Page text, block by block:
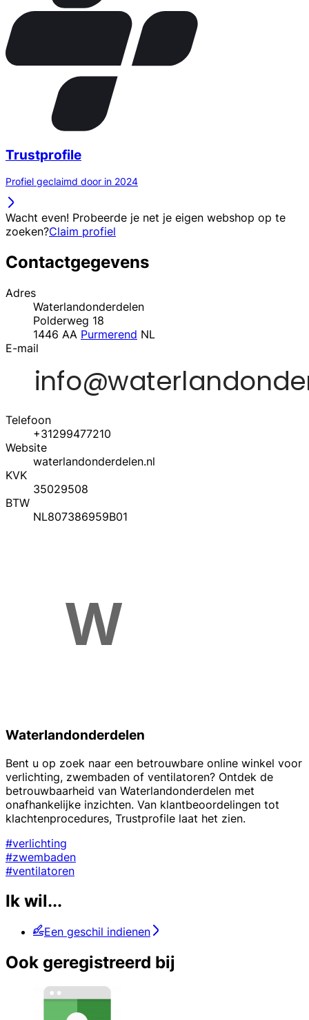
Trustprofile
Profiel geclaimd door in 2024
Wacht even! Probeerde je net je eigen webshop op te
zoeken?Claim profiel
Contactgegevens
Adres
Waterlandonderdelen
Polderweg 18
1446 AA Purmerend NL
E-mail
Telefoon
+31299477210
Website
waterlandonderdelen.nl
KVK
35029508
BTW
NL807386959B01
Waterlandonderdelen
Bent u op zoek naar een betrouwbare online winkel voor
verlichting, zwembaden of ventilatoren? Ontdek de
betrouwbaarheid van Waterlandonderdelen met
onafhankelijke inzichten. Van klantbeoordelingen tot
klachtenprocedures, Trustprofile laat het zien.
#verlichting
#zwembaden
#ventilatoren
Ik wil...
Een geschil indienen
Ook geregistreerd bij